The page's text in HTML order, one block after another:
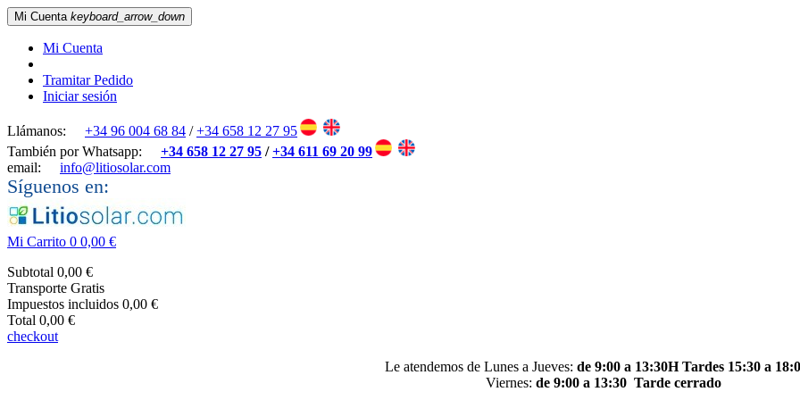
Mi Cuenta keyboard_arrow_down
Mi Cuenta
Tramitar Pedido
Iniciar sesión
Llámanos: +34 96 004 68 84 /+34 658 12 27 95
También por Whatsapp:
+34 658 12 27 95 /+34 611 69 20 99
email:
info@litiosolar.com
Síguenos en:
Mi Carrito 0 0,00 €
Subtotal 0,00 €
Transporte Gratis
Impuestos incluidos 0,00 €
Total 0,00 €
checkout
Le atendemos de Lunes a Jueves: de 9:00 a 13:30H Tardes 15:30 a
Viernes: de 9:00 a 13:30 Tarde cerrado